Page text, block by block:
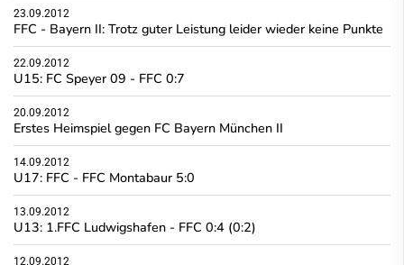
23.09.2012
FFC - Bayern II: Trotz guter Leistung leider wieder keine Punkte
22.09.2012
U15: FC Speyer 09 - FFC 0:7
20.09.2012
Erstes Heimspiel gegen FC Bayern München II
14.09.2012
U17: FFC - FFC Montabaur 5:0
13.09.2012
U13: 1.FFC Ludwigshafen - FFC 0:4 (0:2)
12.09.2012